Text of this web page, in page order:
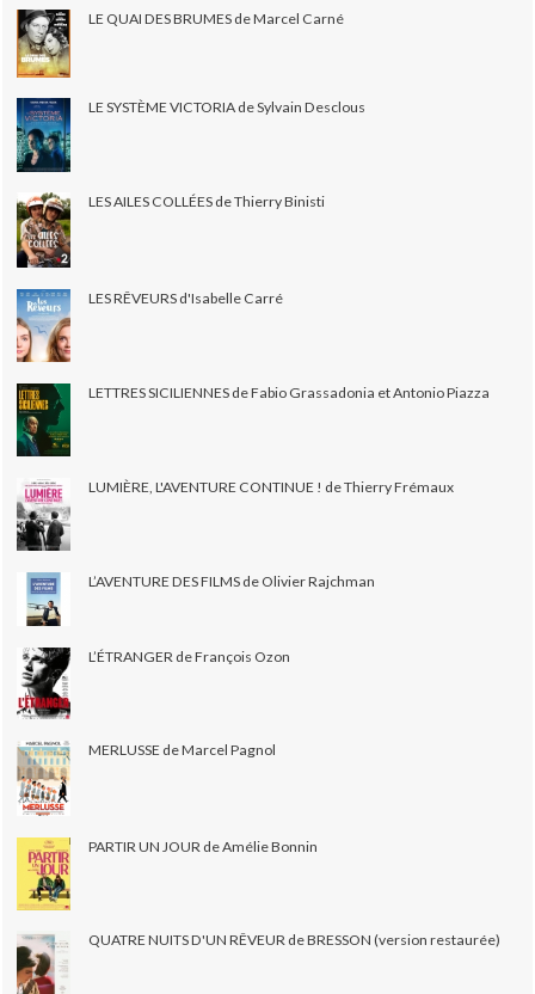
LE QUAI DES BRUMES de Marcel Carné
LE SYSTÈME VICTORIA de Sylvain Desclous
LES AILES COLLÉES de Thierry Binisti
LES RÊVEURS d'Isabelle Carré
LETTRES SICILIENNES de Fabio Grassadonia et Antonio Piazza
LUMIÈRE, L'AVENTURE CONTINUE ! de Thierry Frémaux
L’AVENTURE DES FILMS de Olivier Rajchman
L’ÉTRANGER de François Ozon
MERLUSSE de Marcel Pagnol
PARTIR UN JOUR de Amélie Bonnin
QUATRE NUITS D'UN RÊVEUR de BRESSON (version restaurée)